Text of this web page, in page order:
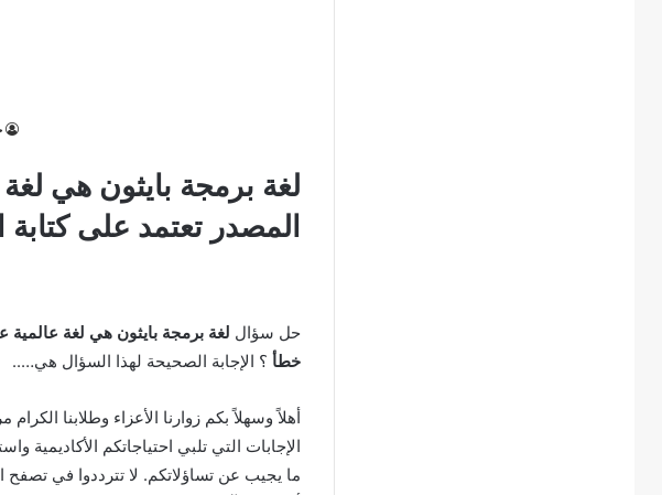
لغة برمجة بايثون هي
المصدر تعتمد على
حل سؤال لغة برمجة بايثون هي لغة عالمية
خطأ ؟ الإجابة الصحيحة لهذا السؤال هي…..
أهلاً وسهلاً بكم زوارنا الأعزاء وطلابنا
الإجابات التي تلبي احتياجاتكم الأكاديمية
ما يجيب عن تساؤلاتكم. لا تترددوا في تصفح